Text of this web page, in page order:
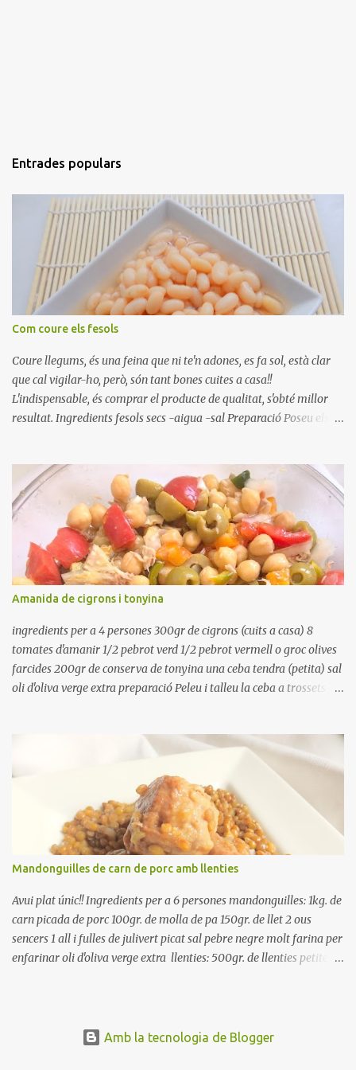
Entrades populars
Com coure els fesols
Coure llegums, és una feina que ni te'n adones, es fa sol, està clar
que cal vigilar-ho, però, són tant bones cuites a casa!!
L'indispensable, és comprar el producte de qualitat, s'obté millor
resultat. Ingredients fesols secs -aigua -sal Preparació Poseu els
quan arrenca el bull, canvieu l'aigua bullint, per aigua freda,
repetiu dues o tres vegades, abaixeu el foc i atureu la ebullició, dues
o tres vegades afegint aigua freda, han de coure a foc baix, quasi
be, sense bullir i sempre sempre, amb l'olla tapada, entre 1 hora i 1
hora i mitja. Saleu 10 minuts abans de retirar del foc. Heu de veure
vosaltres el moment en que ja estan cuites. Anotacions Deixeu
refredar en la mateixa olla. El caldo de coure els fesols, es pot
utilitzar per una crema o sopa. Ingredientes judias -agua -sal
Preparación Ponga las judías a r...
Amanida de cigrons i tonyina
ingredients per a 4 persones 300gr de cigrons (cuits a casa) 8
tomates d'amanir 1/2 pebrot verd 1/2 pebrot vermell o groc olives
farcides 200gr de conserva de tonyina una ceba tendra (petita) sal
oli d'oliva verge extra preparació Peleu i talleu la ceba a trossets i
Renteu les tomates i talleu-les a octaus. Talleu les olives a
rodanxes. Una hora abans de portar a la taula, poseu els cigrons,
ben escorreguts, en un bol, amb la resta d'ingredients: les tomates,
el pebrot, la ceba, (escorreguda), les olives i la tonyina esmicolada.
Amaniu amb sal i oli... bon profit!!
Mandonguilles de carn de porc amb llenties
Avui plat únic!! Ingredients per a 6 persones mandonguilles: 1kg. de
carn picada de porc 100gr. de molla de pa 150gr. de llet 2 ous
sencers 1 all i fulles de julivert picat sal pebre negre molt farina per
enfarinar oli d'oliva verge extra llenties: 500gr. de llenties petites
entre 40 i 50 minuts. Poseu la carn picada en un bol i barregeu-la
Amb la tecnologia de Blogger